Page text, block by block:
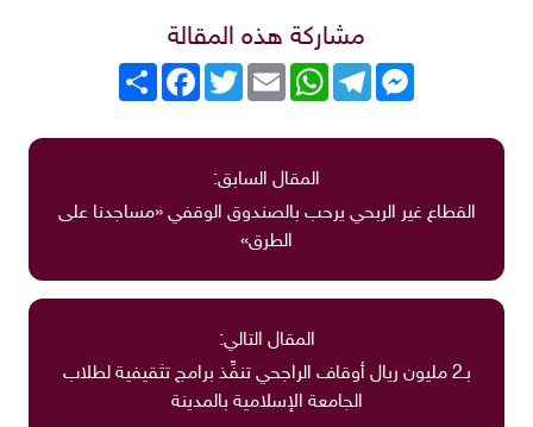
مشاركة هذه المقالة
انشر
FacebookTwitterEmail
WhatsAppTelegram
Messenger
المقال السابق:
القطاع غير الربحي يرحب بالصندوق الوقفي «مساجدنا على
الطرق»
المقال التالي:
بـ2 مليون ريال أوقاف الراجحي تنفِّذ برامج تثقيفية لطلاب
الجامعة الإسلامية بالمدينة